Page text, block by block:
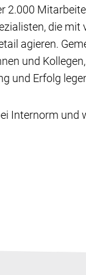
2.000
die mit
agieren.
und
und Erfolg
Internorm und